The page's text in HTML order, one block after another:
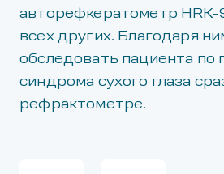
авторефкератометр
всех других. Благодаря
обследовать пациента по
синдрома сухого глаза
рефрактометре.